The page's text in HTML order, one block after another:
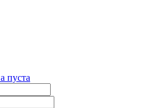
пуста